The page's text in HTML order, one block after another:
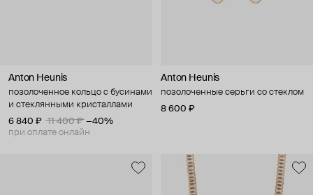
Anton Heunis
позолоченное кольцо с бусинами
и стеклянными кристаллами
6 840 ₽
11 400 ₽ −40%
при оплате онлайн
Anton Heunis
позолоченные серьги со стеклом
8 600 ₽